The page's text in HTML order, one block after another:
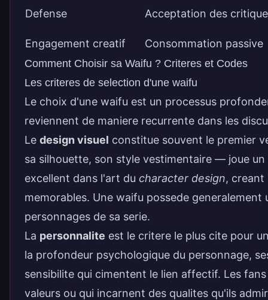
Defense Acceptation des
Engagement creatif Consommation passive
Comment Choisir sa Waifu ? Criteres et Codes
Les criteres de selection d'une waifu
Le choix d'une waifu est un processus
reviennent de maniere recurrente dans les
Le design visuel constitue souvent le premier
sa silhouette, son style vestimentaire — joue
excellent dans l'art du character design, creant
memorables. Une waifu possede
personnages de sa serie.
La personnalite est le critere le plus cite pour
la profondeur psychologique du personnage,
sensibilite qui cimentent le lien affectif. Les
valeurs ou qui incarnent des qualites qu'ils